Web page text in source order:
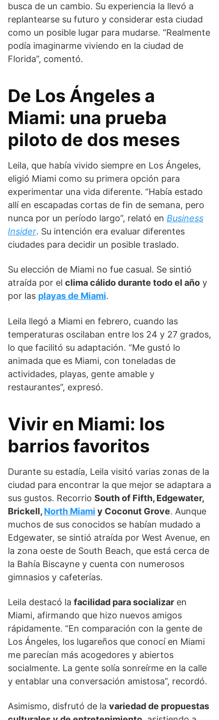
busca de un cambio. Su experiencia la llevó a
replantearse su futuro y considerar esta ciudad
como un posible lugar para mudarse. “Realmente
podía imaginarme viviendo en la ciudad de
Florida”, comentó.
De Los Ángeles a
Miami: una prueba
piloto de dos meses
Leila, que había vivido siempre en Los Ángeles,
eligió Miami como su primera opción para
experimentar una vida diferente. “Había estado
allí en escapadas cortas de fin de semana, pero
nunca por un período largo”, relató en Business
Insider. Su intención era evaluar diferentes
ciudades para decidir un posible traslado.
Su elección de Miami no fue casual. Se sintió
atraída por el clima cálido durante todo el año y
por las playas de Miami.
Leila llegó a Miami en febrero, cuando las
temperaturas oscilaban entre los 24 y 27 grados,
lo que facilitó su adaptación. “Me gustó lo
animada que es Miami, con toneladas de
actividades, playas, gente amable y
restaurantes”, expresó.
Vivir en Miami: los
barrios favoritos
Durante su estadía, Leila visitó varias zonas de la
ciudad para encontrar la que mejor se adaptara a
sus gustos. Recorrio South of Fifth, Edgewater,
Brickell, North Miami y Coconut Grove. Aunque
muchos de sus conocidos se habían mudado a
Edgewater, se sintió atraída por West Avenue, en
la zona oeste de South Beach, que está cerca de
la Bahía Biscayne y cuenta con numerosos
gimnasios y cafeterías.
Leila destacó la facilidad para socializar en
Miami, afirmando que hizo nuevos amigos
rápidamente. “En comparación con la gente de
Los Ángeles, los lugareños que conocí en Miami
me parecían más acogedores y abiertos
socialmente. La gente solía sonreírme en la calle
y entablar una conversación amistosa”, recordó.
Asimismo, disfrutó de la variedad de propuestas